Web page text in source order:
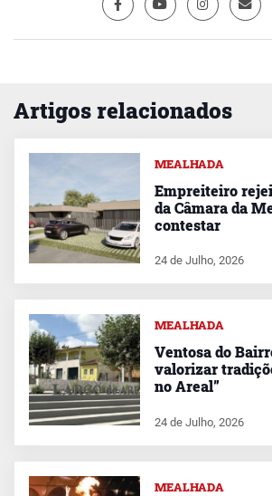
Artigos relacionados
MEALHADA
Empreiteiro
da Câmara da
contestar
24 de Julho, 2026
MEALHADA
Ventosa do
valorizar
no Areal”
24 de Julho, 2026
MEALHADA